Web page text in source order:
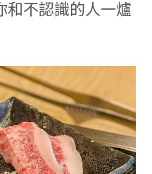
和不認識的人一爐